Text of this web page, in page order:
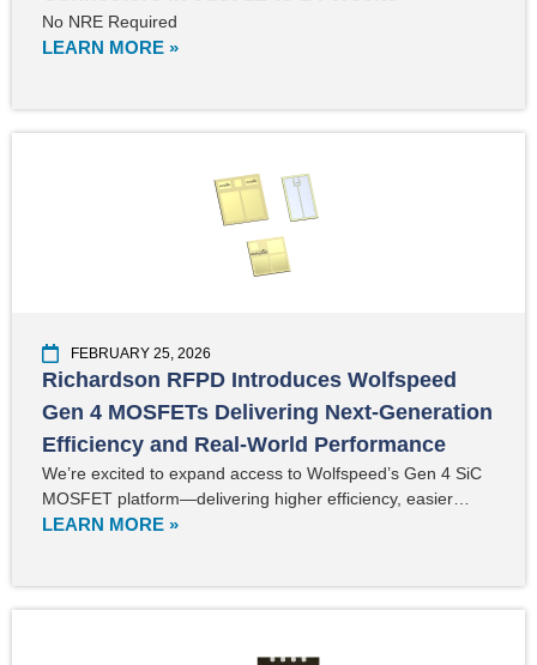
No NRE Required
LEARN MORE »
FEBRUARY 25, 2026
Richardson RFPD Introduces Wolfspeed
Gen 4 MOSFETs Delivering Next-Generation
Efficiency and Real-World Performance
We’re excited to expand access to Wolfspeed’s Gen 4 SiC
MOSFET platform—delivering higher efficiency, easier…
LEARN MORE »